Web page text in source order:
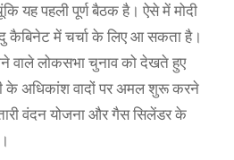
यह पहली पूर्ण बैठक है। ऐसे में मोदी
कैबिनेट में चर्चा के लिए आ सकता है।
वाले लोकसभा चुनाव को देखते हुए
के अधिकांश वादों पर अमल शुरू करने
वंदन योजना और गैस सिलेंडर के